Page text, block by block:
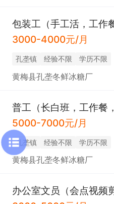
包装工（手工活，工作
3000-4000元/月
孔垄镇 经验不限 学历不限
黄梅县孔垄冬鲜冰糖厂
普工（长白班，工作餐
5000-7000元/月
孔垄镇 经验不限 学历不限
黄梅县孔垄冬鲜冰糖厂
办公室文员（会点视频